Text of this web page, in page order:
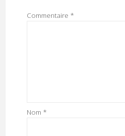
Commentaire *
Nom *